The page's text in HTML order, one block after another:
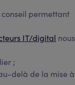
permettant
IT/digital nous
;
delà de la mise à